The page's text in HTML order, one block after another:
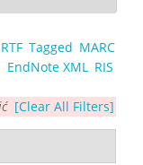
RTF Tagged MARC
EndNote XML
RIS
[Clear All Filters]